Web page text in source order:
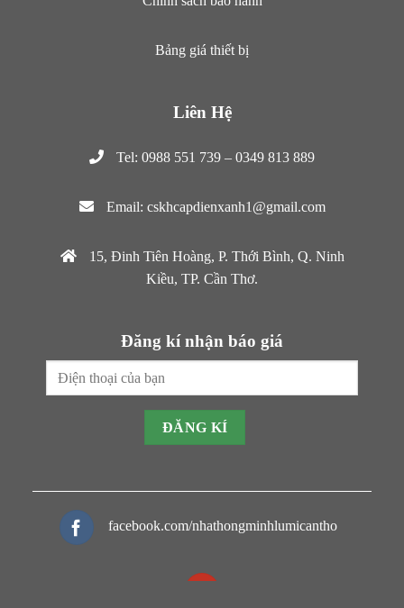
2021 CAPDIENXANH.COM
Tài Liệu
Tài liệu hướng dẫn
Chính sách bảo hành
Bảng giá thiết bị
Tel: 0988 551 739 – 0349 813 889
Email: cskhcapdienxanh1@gmail.com
Kiều, TP. Cần Thơ.